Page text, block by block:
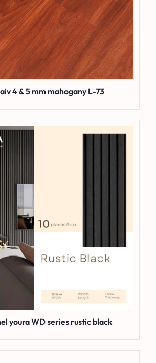
4 & 5 mm mahogany L-73
youra WD series rustic black